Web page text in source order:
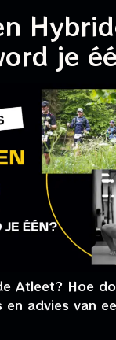
je
Atleet? Hoe
advies van